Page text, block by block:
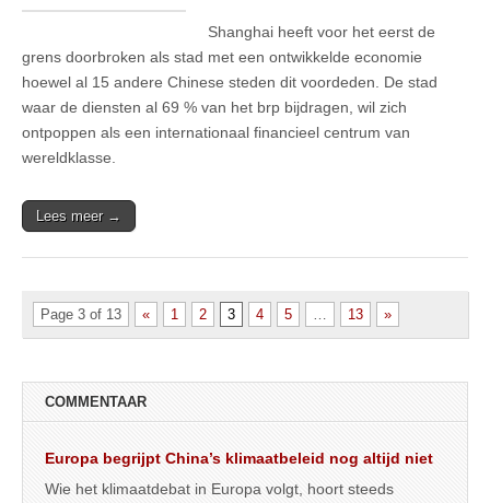
Shanghai heeft voor het eerst de
grens doorbroken als stad met een ontwikkelde economie
hoewel al 15 andere Chinese steden dit voordeden. De stad
waar de diensten al 69 % van het brp bijdragen, wil zich
ontpoppen als een internationaal financieel centrum van
wereldklasse.
Lees meer →
Page 3 of 13 « 1 2 3 4 5 13 »
COMMENTAAR
Europa begrijpt China’s klimaatbeleid nog altijd niet
Wie het klimaatdebat in Europa volgt, hoort steeds